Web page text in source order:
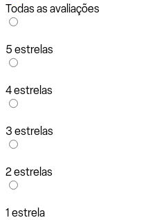
Todas as avaliações
5 estrelas
4 estrelas
3 estrelas
2 estrelas
1 estrela